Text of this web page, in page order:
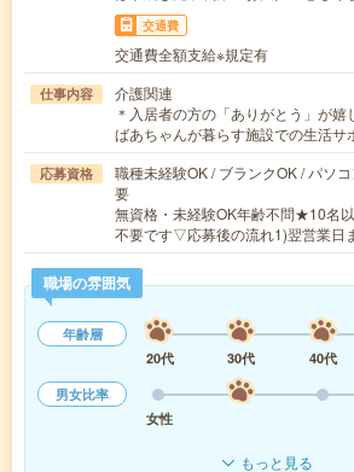
交通費
交通費全額支給※規定有
仕事内容
介護関連
＊入居者の方の「ありがとう」が
ばあちゃんが暮らす施設での生活
応募資格
職種未経験OK / ブランクOK / パソ
要
無資格・未経験OK年齢不問★10名
不要です▽応募後の流れ1)翌営業日
職場の雰囲気
年齢層
20代
30代 40代
男女比率
女性
もっと見る